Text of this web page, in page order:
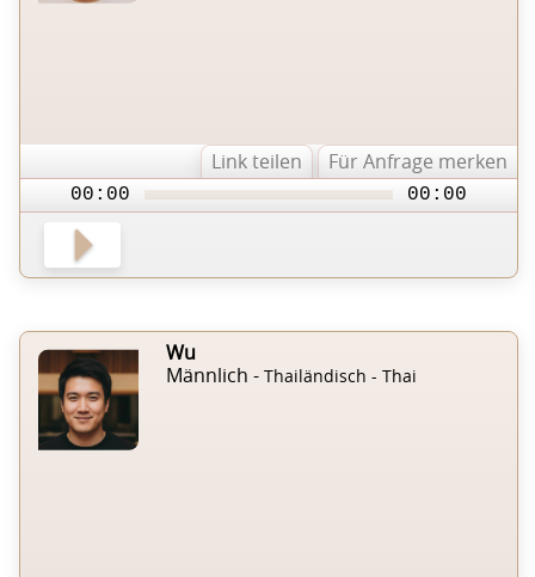
Link teilen Für Anfrage merken
00:00 00:00
Wu
Männlich - Thailändisch - Thai